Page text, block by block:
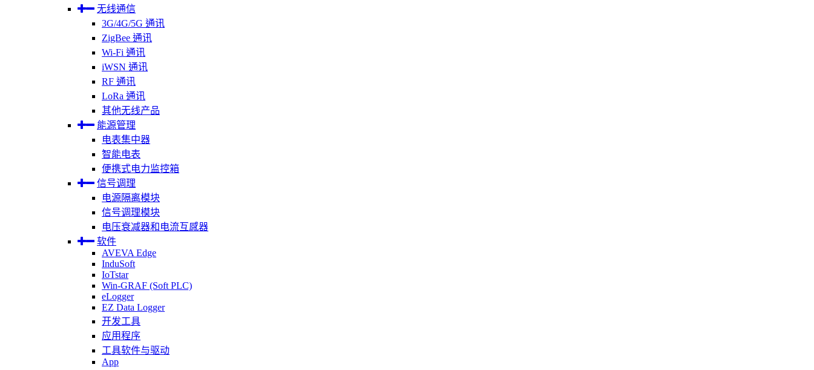
无线通信
3G/4G/5G 通讯
ZigBee 通讯
Wi-Fi 通讯
iWSN 通讯
RF 通讯
LoRa 通讯
其他无线产品
能源管理
电表集中器
智能电表
便携式电力监控箱
信号调理
电源隔离模块
信号调理模块
电压衰减器和电流互感器
软件
AVEVA Edge
InduSoft
IoTstar
Win-GRAF (Soft PLC)
eLogger
EZ Data Logger
开发工具
应用程序
工具软件与驱动
App